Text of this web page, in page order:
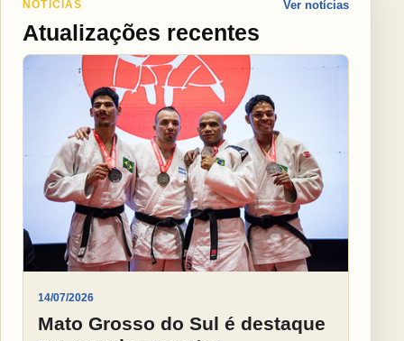
NOTÍCIAS
Atualizações recentes
Ver notícias
14/07/2026
Mato Grosso do Sul é destaque